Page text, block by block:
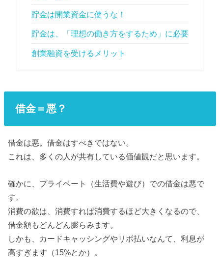
貯金は開業資金に使うな！
貯金は、「理想の働き方をするため」に必要
創業融資を受けるメリット
借金＝悪？
借金は悪。借金はすべきではない。
これは、多くの人が共有している価値観だと思います。
確かに、プライベート（生活費や遊び）での借金は悪で
す。
消費の欲は、消費すれば消費するほど大きくなるので、
借金額もどんどん膨らみます。
しかも、カードキャッシングやリボ払いなんて、利息が
高すぎます（15%とか）。